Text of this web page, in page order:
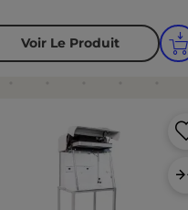
Voir Le Produit